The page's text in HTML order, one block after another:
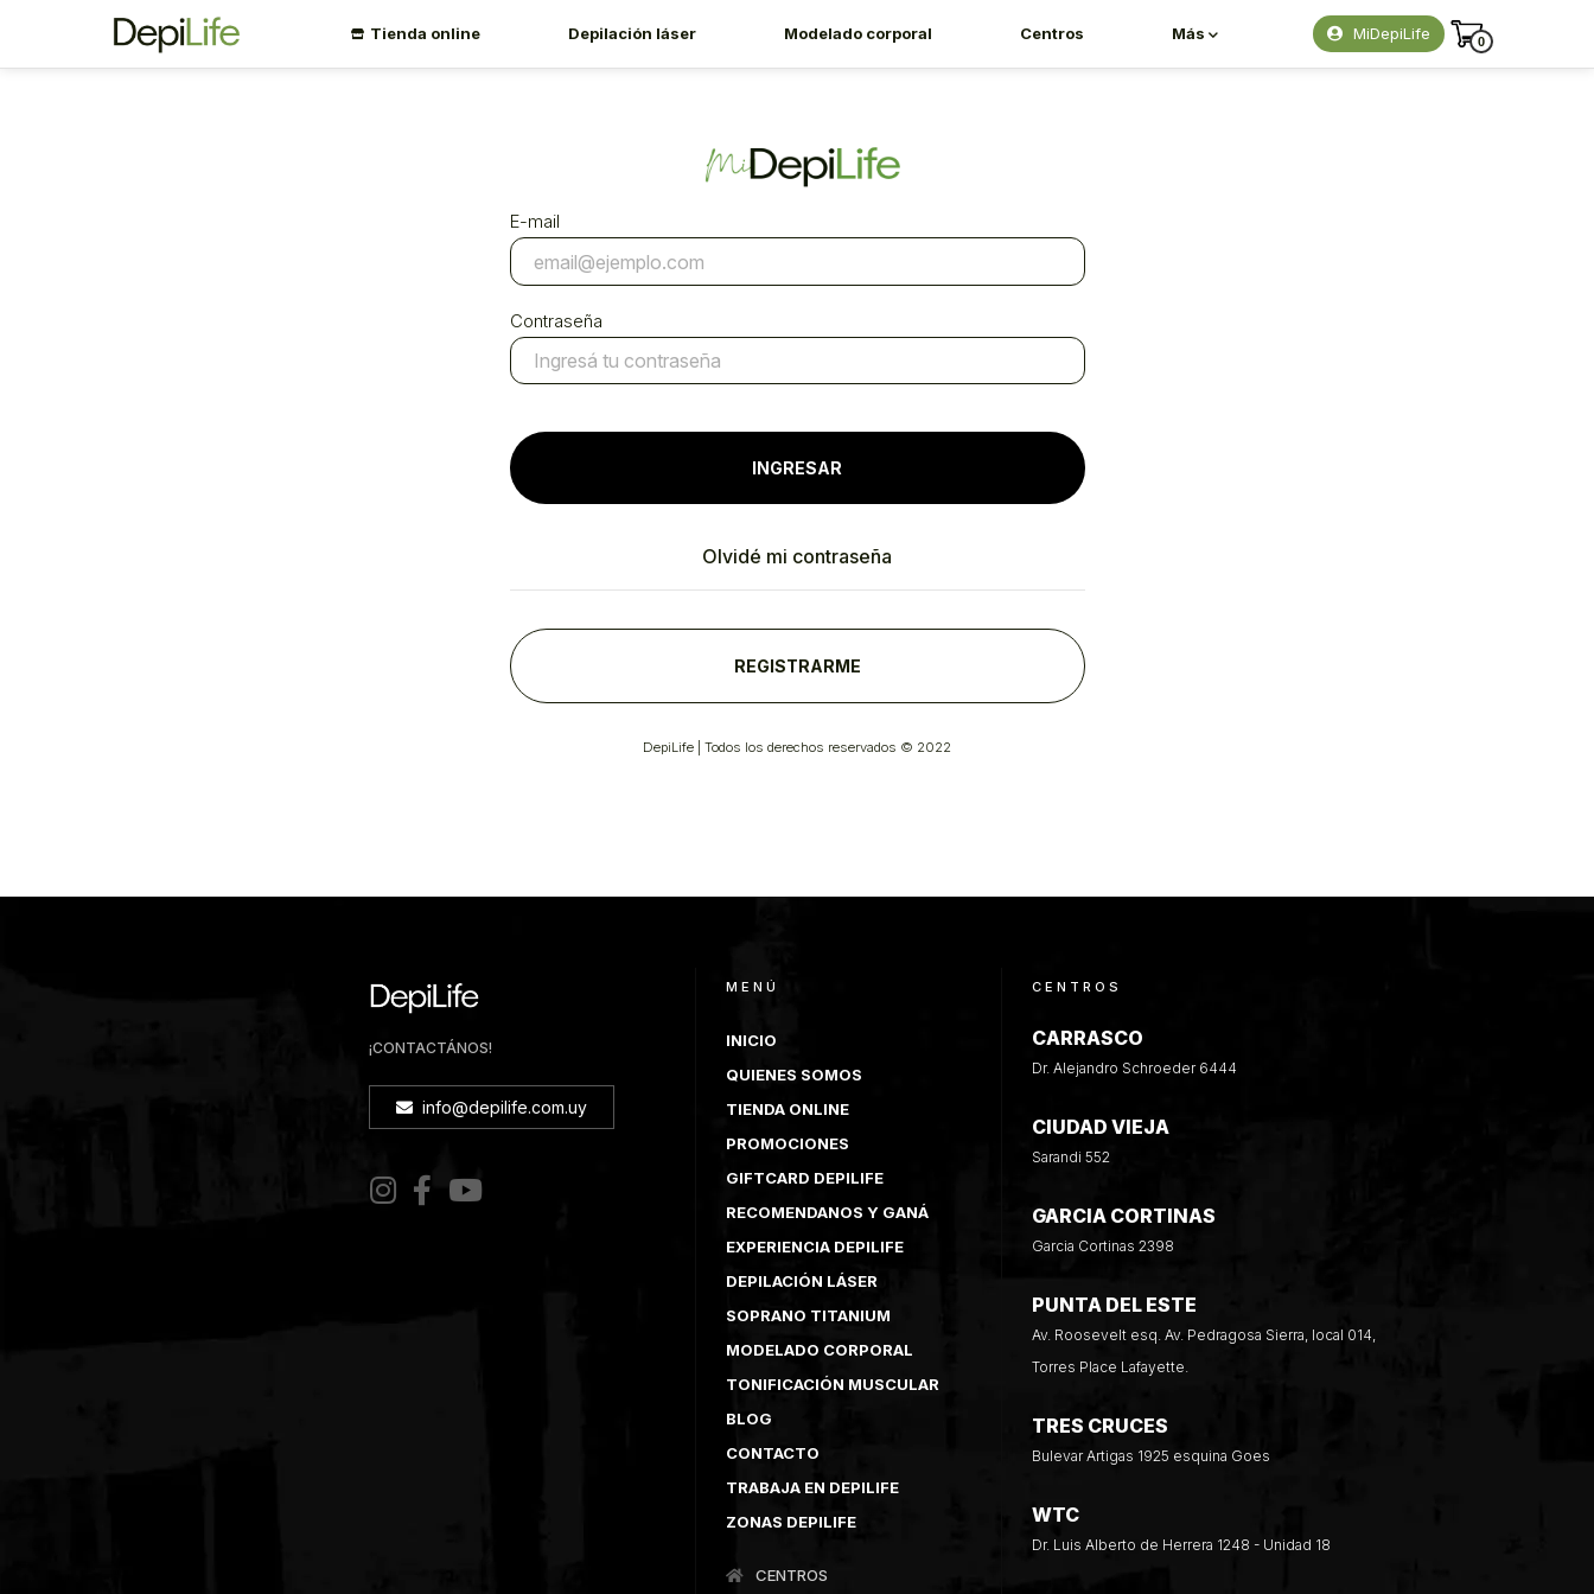
Tienda online Depilación láser Modelado corporal Centros Más MiDepiLife 0
E-mail
Contraseña
INGRESAR
Olvidé mi contraseña
REGISTRARME
DepiLife | Todos los derechos reservados © 2022
¡CONTACTÁNOS!
info@depilife.com.uy
MENÚ
INICIO
QUIENES SOMOS
TIENDA ONLINE
PROMOCIONES
GIFTCARD DEPILIFE
RECOMENDANOS Y GANÁ
EXPERIENCIA DEPILIFE
DEPILACIÓN LÁSER
SOPRANO TITANIUM
MODELADO CORPORAL
TONIFICACIÓN MUSCULAR
BLOG
CONTACTO
TRABAJA EN DEPILIFE
ZONAS DEPILIFE
CENTROS
CENTROS
CARRASCO
Dr. Alejandro Schroeder 6444
CIUDAD VIEJA
Sarandi 552
GARCIA CORTINAS
Garcia Cortinas 2398
PUNTA DEL ESTE
Av. Roosevelt esq. Av. Pedragosa Sierra, local 014,
Torres Place Lafayette.
TRES CRUCES
Bulevar Artigas 1925 esquina Goes
WTC
Dr. Luis Alberto de Herrera 1248 - Unidad 18